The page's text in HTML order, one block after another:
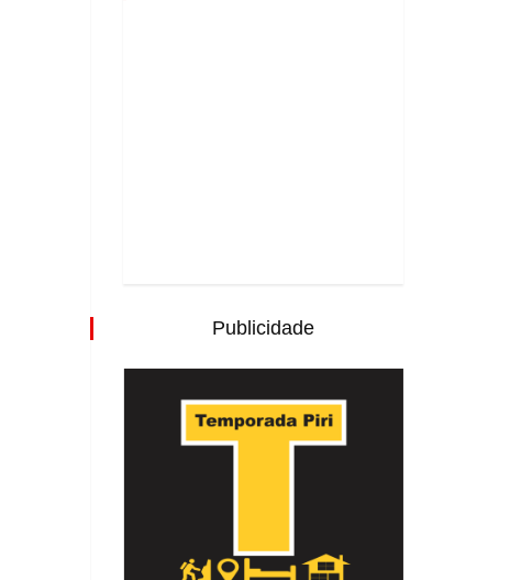
Publicidade